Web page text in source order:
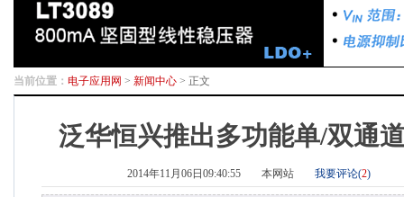
当前位置： 电子应用网 > 新闻中心 > 正文
泛华恒兴推出多功能单/双通
2014年11月06日09:40:55 本网站 我要评论(2)